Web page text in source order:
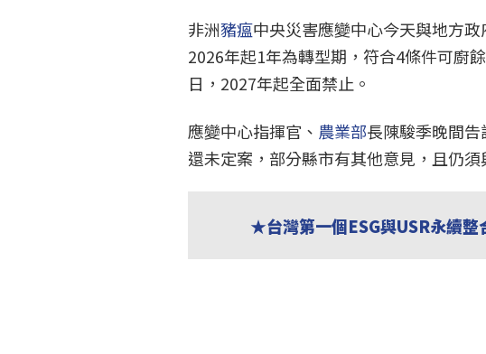
非洲豬瘟中央災害應變中心今天與地方
2026年起1年為轉型期，符合4條件可廚
日，2027年起全面禁止。
應變中心指揮官、 農業部長陳駿季晚間告
還未定案，部分縣市有其他意見，且仍
★台灣第一個ESG與USR永續